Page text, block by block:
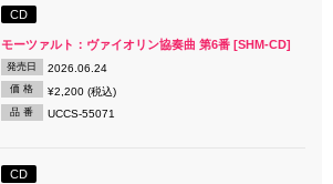
CD
モーツァルト：ヴァイオリン協奏曲 第6番 [SHM-CD]
発売日 2026.06.24
価 格 ¥2,200 (税込)
品 番 UCCS-55071
CD